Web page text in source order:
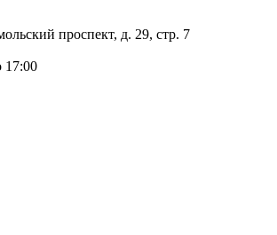
проспект, д. 29, стр. 7
17:00